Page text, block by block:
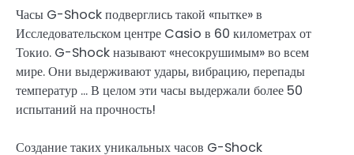
Часы G-Shock подверглись такой «пытке» в
Исследовательском центре Casio в 60 километрах от
Токио. G-Shock называют «несокрушимым» во всем
мире. Они выдерживают удары, вибрацию, перепады
температур … В целом эти часы выдержали более 50
испытаний на прочность!
Создание таких уникальных часов G-Shock